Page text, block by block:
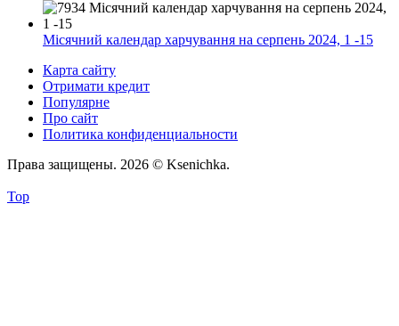
Місячний календар харчування на серпень 2024, 1 -15
Карта сайту
Отримати кредит
Популярне
Про сайт
Политика конфиденциальности
Права защищены. 2026 © Ksenichka.
Top